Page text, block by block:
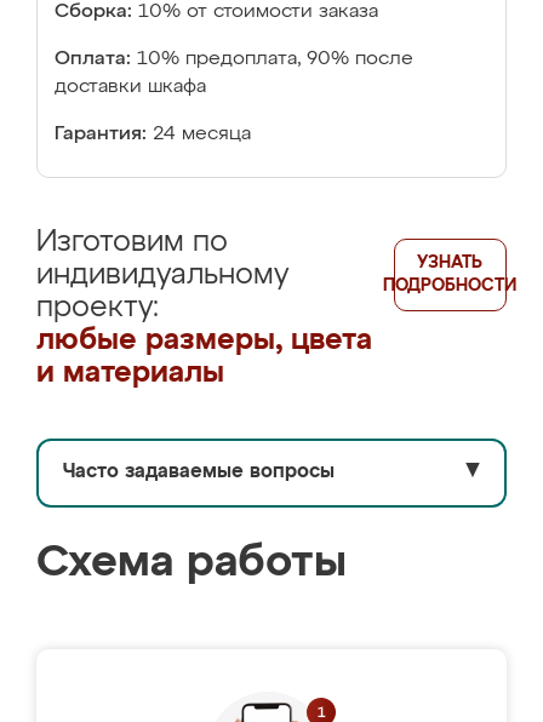
Сборка: 10% от стоимости заказа
Оплата: 10% предоплата, 90% после
доставки шкафа
Гарантия: 24 месяца
Изготовим по
индивидуальному
проекту:
любые размеры, цвета
и материалы
УЗНАТЬ
ПОДРОБНОСТИ
Часто задаваемые вопросы ▼
Схема работы